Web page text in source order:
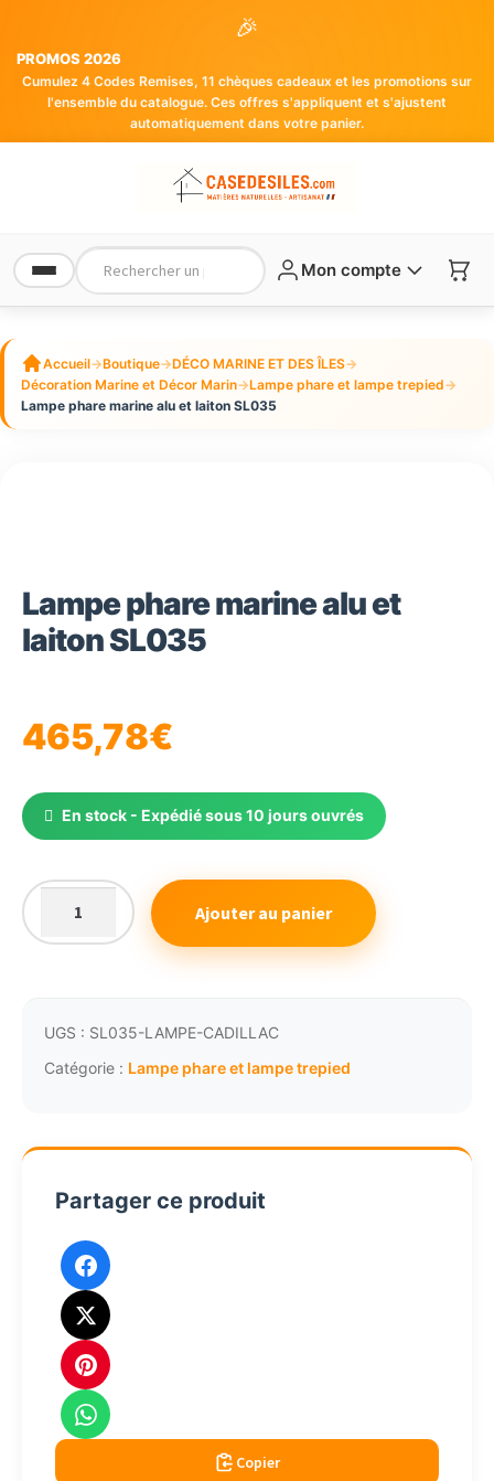
🎉
PROMOS 2026
Cumulez 4 Codes Remises, 11 chèques cadeaux et les promotions sur
l'ensemble du catalogue. Ces offres s'appliquent et s'ajustent
automatiquement dans votre panier.
Mon compte
Accueil→Boutique→DÉCO MARINE ET DES ÎLES→
Décoration Marine et Décor Marin→Lampe phare et lampe trepied→
Lampe phare marine alu et laiton SL035
Lampe phare marine alu et
laiton SL035
465,78€
En stock - Expédié sous 10 jours ouvrés
quantité
de
marine
alu
SL035
Ajouter au panier
UGS : SL035-LAMPE-CADILLAC
Catégorie : Lampe phare et lampe trepied
Partager ce produit
Copier